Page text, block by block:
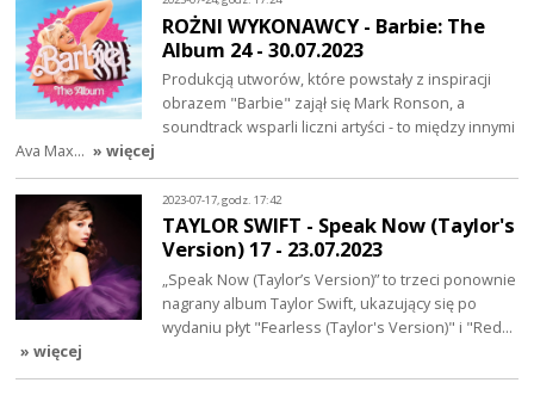
ROŻNI WYKONAWCY - Barbie: The
Album 24 - 30.07.2023
Produkcją utworów, które powstały z inspiracji
obrazem "Barbie" zajął się Mark Ronson, a
soundtrack wsparli liczni artyści - to między innymi
Ava Max… » więcej
2023-07-17, godz. 17:42
TAYLOR SWIFT - Speak Now (Taylor's
Version) 17 - 23.07.2023
„Speak Now (Taylor’s Version)” to trzeci ponownie
nagrany album Taylor Swift, ukazujący się po
wydaniu płyt "Fearless (Taylor's Version)" i "Red…
» więcej